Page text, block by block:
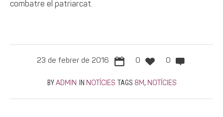
combatre el patriarcat.
23 de febrer de 2016 0 0
BY ADMIN IN NOTÍCIES TAGS 8M, NOTÍCIES